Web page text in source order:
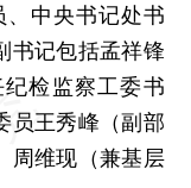
、中央书记处书
书记包括孟祥锋
纪检监察工委书
员王秀峰（副部
周维现（兼基层